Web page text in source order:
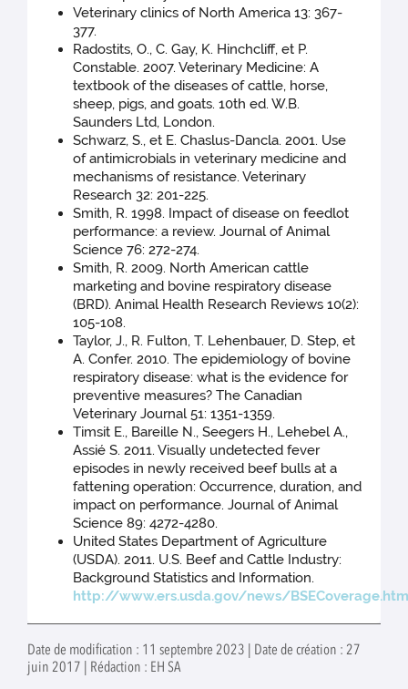
Veterinary clinics of North America 13: 367-
377.
Radostits, O., C. Gay, K. Hinchcliff, et P.
Constable. 2007. Veterinary Medicine: A
textbook of the diseases of cattle, horse,
sheep, pigs, and goats. 10th ed. W.B.
Saunders Ltd, London.
Schwarz, S., et E. Chaslus-Dancla. 2001. Use
of antimicrobials in veterinary medicine and
mechanisms of resistance. Veterinary
Research 32: 201-225.
Smith, R. 1998. Impact of disease on feedlot
performance: a review. Journal of Animal
Science 76: 272-274.
Smith, R. 2009. North American cattle
marketing and bovine respiratory disease
(BRD). Animal Health Research Reviews 10(2):
105-108.
Taylor, J., R. Fulton, T. Lehenbauer, D. Step, et
A. Confer. 2010. The epidemiology of bovine
respiratory disease: what is the evidence for
preventive measures? The Canadian
Veterinary Journal 51: 1351-1359.
Timsit E., Bareille N., Seegers H., Lehebel A.,
Assié S. 2011. Visually undetected fever
episodes in newly received beef bulls at a
fattening operation: Occurrence, duration, and
impact on performance. Journal of Animal
Science 89: 4272-4280.
United States Department of Agriculture
(USDA). 2011. U.S. Beef and Cattle Industry:
Background Statistics and Information.
http://www.ers.usda.gov/news/
Date de modification : 11 septembre 2023 | Date de création : 27
juin 2017 | Rédaction : EH SA